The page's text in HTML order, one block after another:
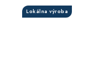
L-DOPA kapsule
Lokálna výroba